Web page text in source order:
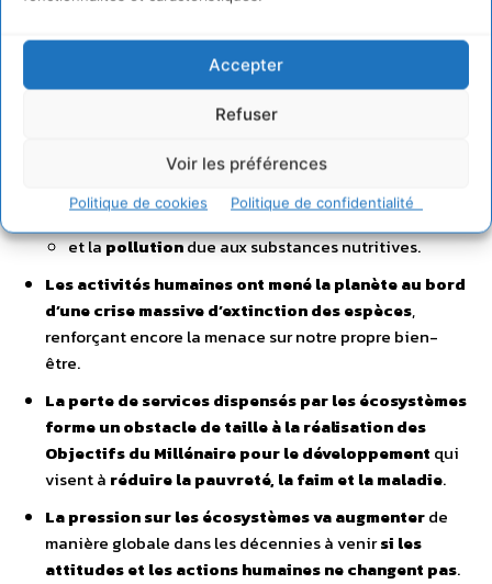
Accepter
Refuser
Voir les préférences
Politique de cookies Politique de confidentialité
l’extrême vulnérabilité des 2 milliards d’habitants
des régions arides à la perte de services dispensés
par les écosystèmes, notamment
représentent lechangement climatique
et lapollutiondue aux substances nutritives.
Les activités humaines ont mené la planète au bord
d’une crise massive d’extinction des espèces,
renforçant encore la menace sur notre propre bien-
être.
La perte de services dispensés par les écosystèmes
forme un obstacle de taille à la réalisation des
Objectifs du Millénaire pour le développement qui
visent à réduire la pauvreté, la faim et la maladie.
La pression sur les écosystèmes va augmenterde
manière globale dans les décennies à venirsi les
attitudes et les actions humaines ne changent pas.